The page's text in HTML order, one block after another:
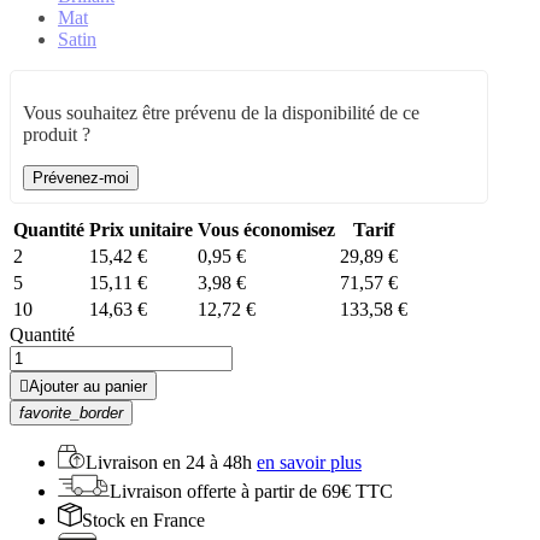
Mat
Satin
Vous souhaitez être prévenu de la disponibilité de ce
produit ?
Prévenez-moi
Quantité Prix unitaire Vous économisez
Tarif
2
15,42 € 0,95 €
29,89 €
5
15,11 € 3,98 €
71,57 €
10
14,63 € 12,72 €
133,58 €
Quantité
Ajouter au panier
favorite_border
Livraison en 24 à 48h en savoir plus
Livraison offerte à partir de 69€ TTC
Stock en France